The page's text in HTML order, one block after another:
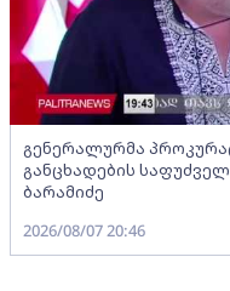
გენერალურმა
განცხადების
ბარამიძე
2026/08/07 20:46